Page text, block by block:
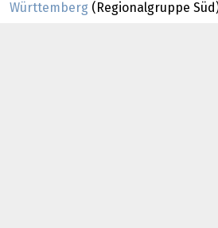
Württemberg (Regionalgruppe